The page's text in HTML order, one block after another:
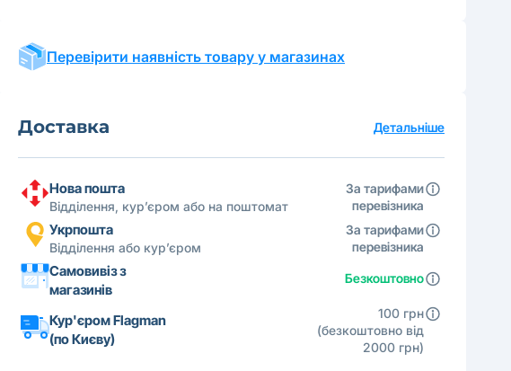
Перевірити наявність товару у магазинах
Доставка Детальніше
Нова пошта
Відділення, кур’єром або на поштомат
За тарифами
перевізника
Укрпошта
Відділення або кур’єром
За тарифами
перевізника
Самовивіз з
магазинів
Безкоштовно
Кур'єром Flagman
(по Києву)
100 грн
(безкоштовно від
2000 грн)